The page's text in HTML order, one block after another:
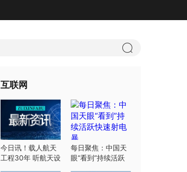
互联网
今日讯！载人航天
工程30年 听航天设
每日聚焦：中国天
眼“看到”持续活跃